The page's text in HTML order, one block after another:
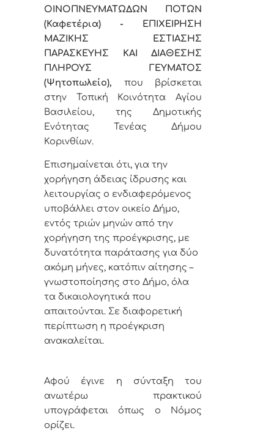
ΟΙΝΟΠΝΕΥΜΑΤΩΔΩΝ ΠΟΤΩΝ
(Καφετέρια) - ΕΠΙΧΕΙΡΗΣΗ
ΜΑΖΙΚΗΣ ΕΣΤΙΑΣΗΣ
ΠΑΡΑΣΚΕΥΗΣ ΚΑΙ ΔΙΑΘΕΣΗΣ
ΠΛΗΡΟΥΣ ΓΕΥΜΑΤΟΣ
(Ψητοπωλείο), που βρίσκεται
στην Τοπική Κοινότητα Αγίου
Βασιλείου, της Δημοτικής
Ενότητας Τενέας Δήμου
Κορινθίων.
Επισημαίνεται ότι, για την
χορήγηση άδειας ίδρυσης και
λειτουργίας ο ενδιαφερόμενος
υποβάλλει στον οικείο Δήμο,
εντός τριών μηνών από την
χορήγηση της προέγκρισης, με
δυνατότητα παράτασης για δύο
ακόμη μήνες, κατόπιν αίτησης –
γνωστοποίησης στο Δήμο, όλα
τα δικαιολογητικά που
απαιτούνται. Σε διαφορετική
περίπτωση η προέγκριση
ανακαλείται.
Αφού έγινε η σύνταξη του
ανωτέρω πρακτικού
υπογράφεται όπως ο Νόμος
ορίζει.